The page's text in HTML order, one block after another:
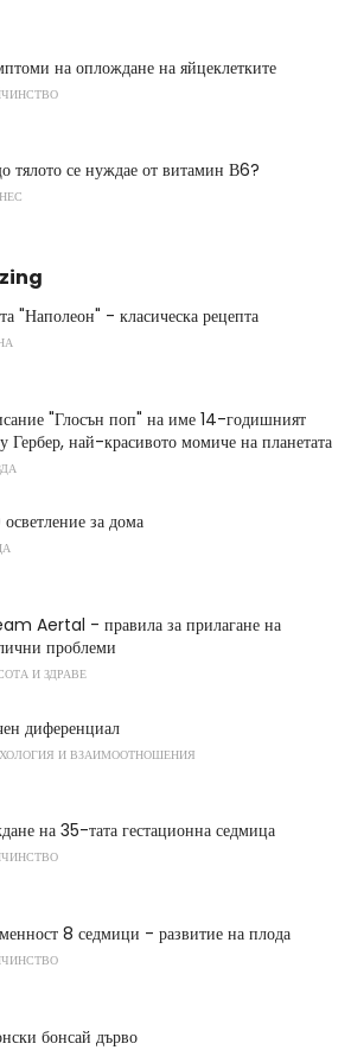
на оплождане на яйцеклетките
тялото се нуждае от витамин В6?
"Наполеон" - класическа рецепта
"Глосън поп" на име 14-годишният
Гербер, най-красивото момиче на планетата
осветление за дома
Aertal - правила за прилагане на
проблеми
И ЗДРАВЕ
диференциал
И ВЗАИМООТНОШЕНИЯ
на 35-тата гестационна седмица
8 седмици - развитие на плода
бонсай дърво